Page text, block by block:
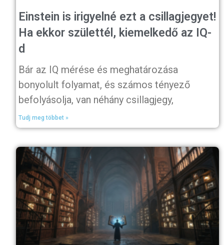
Einstein is irigyelné ezt a csillagjegyet!
Ha ekkor születtél, kiemelkedő az IQ-
d
Bár az IQ mérése és meghatározása
bonyolult folyamat, és számos tényező
befolyásolja, van néhány csillagjegy,
Tudj meg többet »